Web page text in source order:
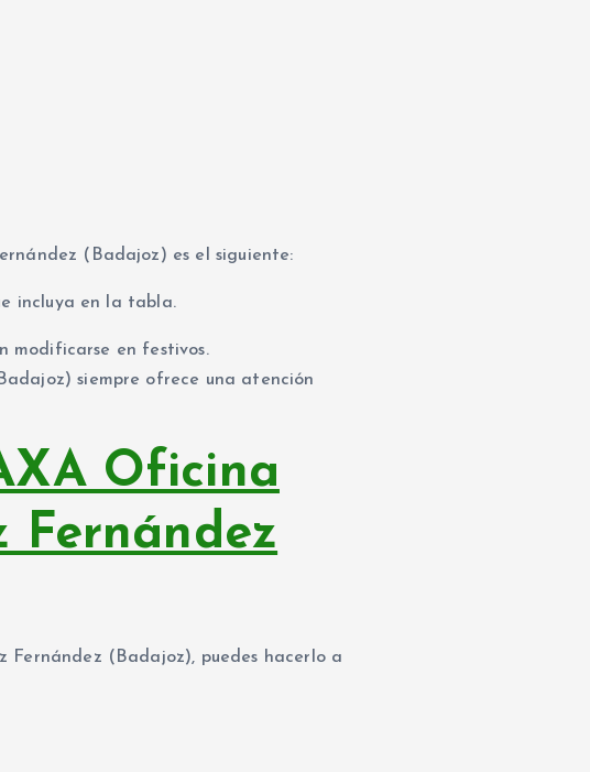
(Badajoz) es el siguiente:
incluya en la tabla.
modificarse en festivos.
siempre ofrece una atención
Oficina
Fernández
Fernández (Badajoz), puedes hacerlo a